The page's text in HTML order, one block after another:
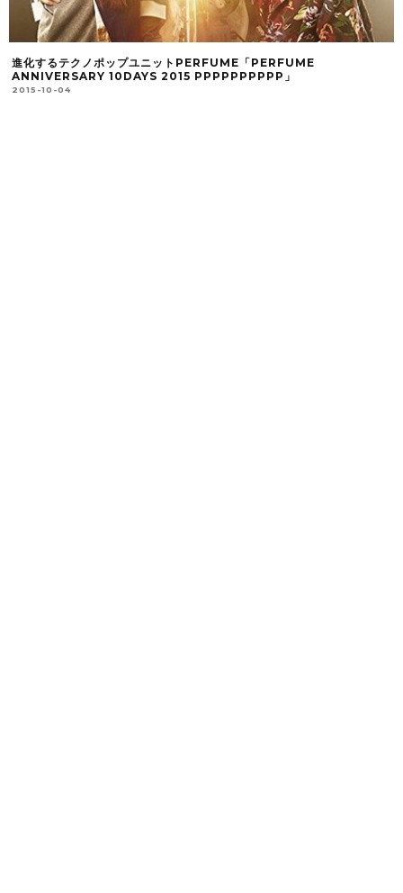
進化するテクノポップユニットPERFUME「PERFUME
ANNIVERSARY 10DAYS 2015 PPPPPPPPPP」
2015-10-04